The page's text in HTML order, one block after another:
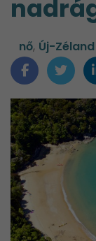
nő, Új-Zéland